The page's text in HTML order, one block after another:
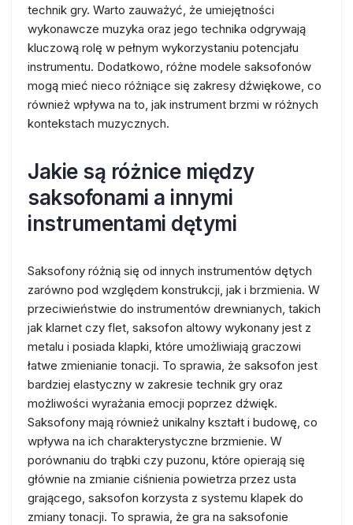
technik gry. Warto zauważyć, że umiejętności
wykonawcze muzyka oraz jego technika odgrywają
kluczową rolę w pełnym wykorzystaniu potencjału
instrumentu. Dodatkowo, różne modele saksofonów
mogą mieć nieco różniące się zakresy dźwiękowe, co
również wpływa na to, jak instrument brzmi w różnych
kontekstach muzycznych.
Jakie są różnice między
saksofonami a innymi
instrumentami dętymi
Saksofony różnią się od innych instrumentów dętych
zarówno pod względem konstrukcji, jak i brzmienia. W
przeciwieństwie do instrumentów drewnianych, takich
jak klarnet czy flet, saksofon altowy wykonany jest z
metalu i posiada klapki, które umożliwiają graczowi
łatwe zmienianie tonacji. To sprawia, że saksofon jest
bardziej elastyczny w zakresie technik gry oraz
możliwości wyrażania emocji poprzez dźwięk.
Saksofony mają również unikalny kształt i budowę, co
wpływa na ich charakterystyczne brzmienie. W
porównaniu do trąbki czy puzonu, które opierają się
głównie na zmianie ciśnienia powietrza przez usta
grającego, saksofon korzysta z systemu klapek do
zmiany tonacji. To sprawia, że gra na saksofonie